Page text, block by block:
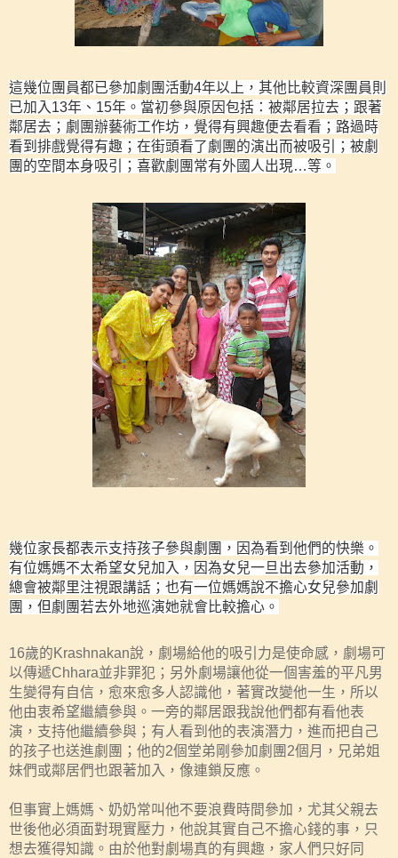
這幾位團員都已參加劇團活動4年以上，其他比較資深團員則
已加入 13年、 15年。當初參與原因包括：被鄰居拉去；跟著
鄰居去；劇團辦藝術工作坊，覺得有興趣便去看看；路過時
看到排戲覺得有趣；在街頭看了劇團的演出而被吸引；被劇
團的空間本身吸引；喜歡劇團常有外國人出現…等。
幾位家長都表示支持孩子參與劇團，因為看到他們的快樂。
有位媽媽不太希望女兒加入，因為女兒一旦出去參加活動，
總會被鄰里注視跟講話；也有一位媽媽說不擔心女兒參加劇
團，但劇團若去外地巡演她就會比較擔心。
16歲的Krashnakan說，劇場給他的吸引力是使命感，劇場可
以傳遞Chhara並非罪犯；另外劇場讓他從一個害羞的平凡男
生變得有自信，愈來愈多人認識他，著實改變他一生，所以
他由衷希望繼續參與。 一旁的鄰居跟我說他們都有看他表
演，支持他繼續參與；有人看到他的表演潛力，進而把自己
的孩子也送進劇團；他的2個堂弟剛參加劇團 2個月，兄弟姐
妹們或鄰居們也跟著加入，像連鎖反應。
但事實上媽媽、奶奶常叫他不要浪費時間參加，尤其父親去
世後他必須面對現實壓力，他說其實自己不擔心錢的事，只
想去獲得知識。由於他對劇場真的有興趣，家人們只好同